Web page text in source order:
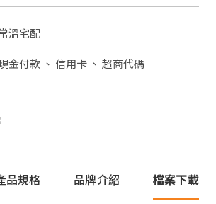
溫宅配
金付款 、 信用卡 、 超商代碼
品規格 品牌介紹 檔案下載